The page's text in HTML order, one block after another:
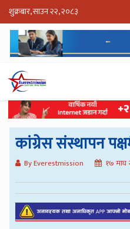
शुक्रबार, साउन २२, २०८३
कांग्रेस संस्थापन
By Everestmission १७ माघ